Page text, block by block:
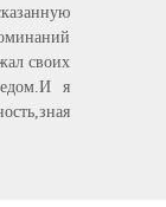
своих
я